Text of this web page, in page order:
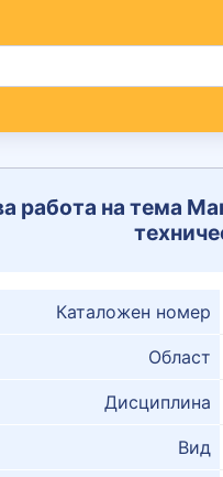
работа на тема
Каталожен номер
Област
Дисциплина
Вид